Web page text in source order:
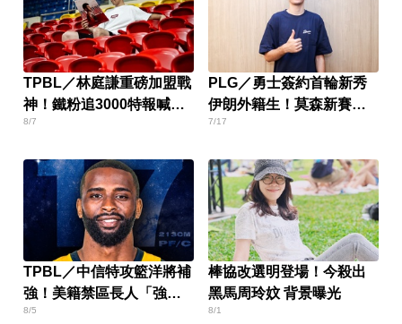
TPBL／林庭謙重磅加盟戰
神！鐵粉追3000特報喊：
不加班了
8/7
PLG／勇士簽約首輪新秀
伊朗外籍生！莫森新賽季
披7號戰袍
7/17
TPBL／中信特攻籃洋將補
強！美籍禁區長人「強
斯」加盟
8/5
棒協改選明登場！今殺出
黑馬周玲妏 背景曝光
8/1